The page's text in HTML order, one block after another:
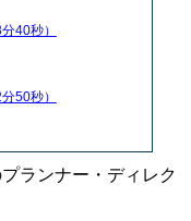
分40秒）
分50秒）
ランナー・ディレク